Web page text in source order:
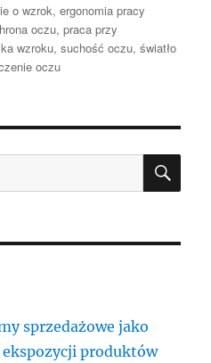
o wzrok,ergonomia pracy
oczu,praca przy
wzroku,suchość oczu,światło
oczu
sprzedażowe jako
produktów